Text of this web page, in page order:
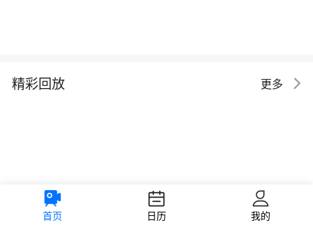
精彩回放 更多
首页 日历 我的